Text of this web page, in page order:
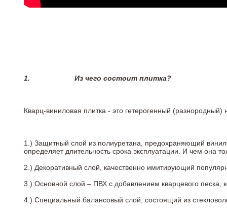
1. Из чего состоит плитка?
Кварц-виниловая плитка - это гетерогенный
1.) Защитный слой из полиуретана, предохраняющий
определяет длительность срока эксплуатации. И чем она
2.) Декоративный слой, качественно имитирующий
3.) Основной слой – ПВХ с добавлением кварцевого песка,
4.) Специальный балансовый слой, состоящий из